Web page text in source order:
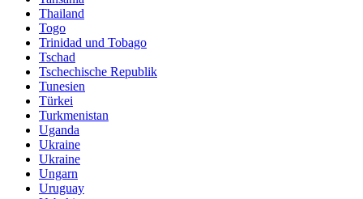
Thailand
Togo
Trinidad und Tobago
Tschad
Tschechische Republik
Tunesien
Türkei
Turkmenistan
Uganda
Ukraine
Ukraine
Ungarn
Uruguay